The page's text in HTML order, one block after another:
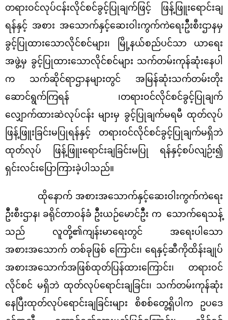
တရားဝင်လုပ်ငန်းလိုင်စင်ခွင့်ပြုချက်ဖြင့် ဖြန့်ဖြူးရောင်းချ
ရန်နှင့် အစား အသောက်နှင့်ဆေးဝါးကွက်ကဲရေးဦီးစီးဌာနမှ
ခွင့်ပြုထားသောလိုင်စင်များ၊ မြို့နယ်စည်ပင်သာ ယာရေး
အဖွဲ့မှ ခွင့်ပြုထားသောလိုင်စင်များ သက်တမ်းကုန်ဆုံးနေပါ
က သက်ဆိုင်ရာဌာနများတွင် အမြန်ဆုံးသက်တမ်းတိုး
ဆောင်ရွက်ကြရန် ၊တရားဝင်လိုင်စင်ခွင့်ပြုချက်
လျှောက်ထားဆဲလုပ်ငန်း များမှ ခွင့်ပြုချက်မရမီ ထုတ်လုပ်
ဖြန့်ဖြူးခြင်းမပြုရန်နှင့် တရားဝင်လိုင်စင်ခွင့်ပြုချက်မရှိဘဲ
ထုတ်လုပ် ဖြန့်ဖြူးရောင်းချခြင်းမပြု ရန်နှင့်စပ်လျဉ်း၍
ရှင်းလင်းပြောကြားခဲ့ပါသည်။
ထိုနောက် အစားအသောက်နှင့်ဆေးဝါးကွက်ကဲရေး
ဦီးစီးဌာန၊ ခရိုင်တာဝန်ခံ ဦီးယဉ်မောင်ဦီး က သောက်ရေသန့်
သည် လူတို့၏ကျန်းမာရေးတွင် အရေးပါသော
အစားအသောက် တစ်ခုဖြစ် ကြောင်း၊ ရေနှင့်ဆီကိုထိန်းချုပ်
အစားအသောက်အဖြစ်ထုတ်ပြန်ထားကြောင်း၊ တရားဝင်
လိုင်စင် မရှိဘဲ ထုတ်လုပ်ရောင်းချခြင်း၊ သက်တမ်းကုန်ဆုံး
နေပြီးထုတ်လုပ်ရောင်းချခြင်းများ စိစစ်တွေ့ရှိပါက ဥပဒေ